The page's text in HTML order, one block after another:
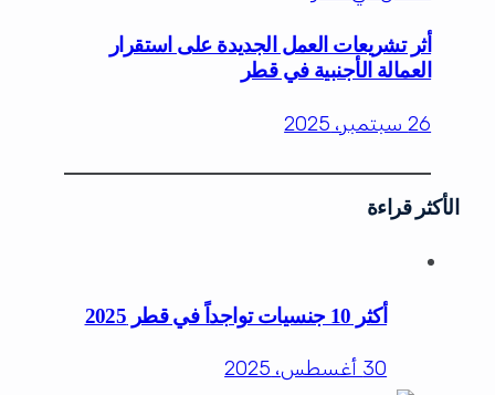
أثر تشريعات العمل الجديدة على استقرار
العمالة الأجنبية في قطر
26 سبتمبر، 2025
الأكثر قراءة
أكثر 10 جنسيات تواجداً في قطر 2025
30 أغسطس، 2025